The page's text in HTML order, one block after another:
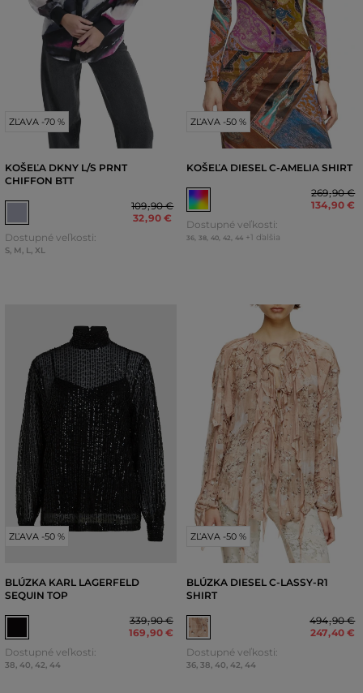
ZĽAVA -70 %
KOŠEĽA DKNY L/S PRNT
CHIFFON BTT
109,90 €
32,90 €
Dostupné veľkosti:
S, M, L, XL
ZĽAVA -50 %
KOŠEĽA DIESEL C-AMELIA SHIRT
269,90 €
134,90 €
Dostupné veľkosti:
36, 38, 40, 42 44 +1 ďalšia
ZĽAVA -50 %
BLÚZKA KARL LAGERFELD
SEQUIN TOP
339,90 €
169,90 €
Dostupné veľkosti:
38, 40, 42, 44
ZĽAVA -50 %
BLÚZKA DIESEL C-LASSY-R1
SHIRT
494,90 €
247,40 €
Dostupné veľkosti:
36, 38, 40, 42, 44